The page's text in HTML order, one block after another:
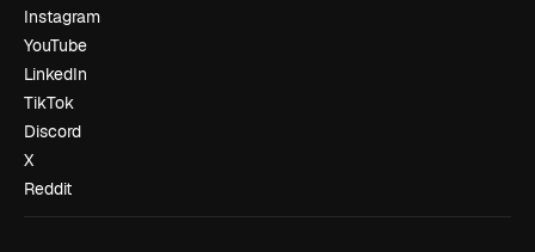
Instagram
YouTube
LinkedIn
TikTok
Discord
X
Reddit